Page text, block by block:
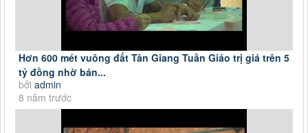
Hơn 600 mét vuông đất Tân Giang Tuần Giáo trị giá trên 5
tỷ đồng nhờ bán...
bởi admin
8 năm trước